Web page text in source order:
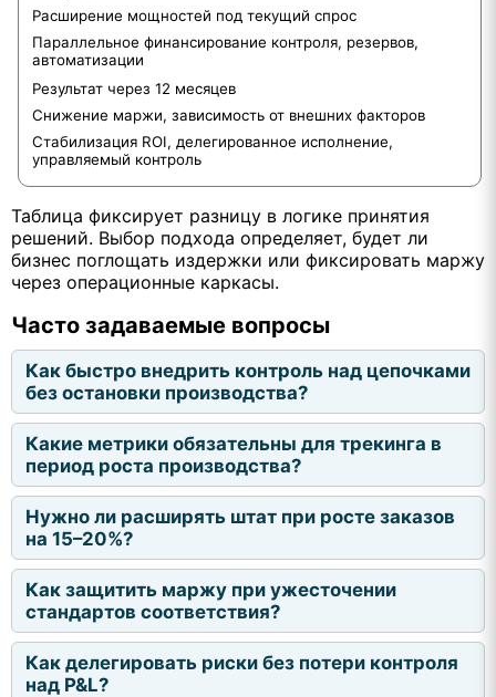
Расширение мощностей под текущий спрос
Параллельное финансирование контроля, резервов,
автоматизации
Результат через 12 месяцев
Снижение маржи, зависимость от внешних факторов
Стабилизация ROI, делегированное исполнение,
управляемый контроль
Таблица фиксирует разницу в логике принятия
решений. Выбор подхода определяет, будет ли
бизнес поглощать издержки или фиксировать маржу
через операционные каркасы.
Часто задаваемые вопросы
Как быстро внедрить контроль над цепочками
без остановки производства?
Какие метрики обязательны для трекинга в
период роста производства?
Нужно ли расширять штат при росте заказов
на 15–20%?
Как защитить маржу при ужесточении
стандартов соответствия?
Как делегировать риски без потери контроля
над P&L?